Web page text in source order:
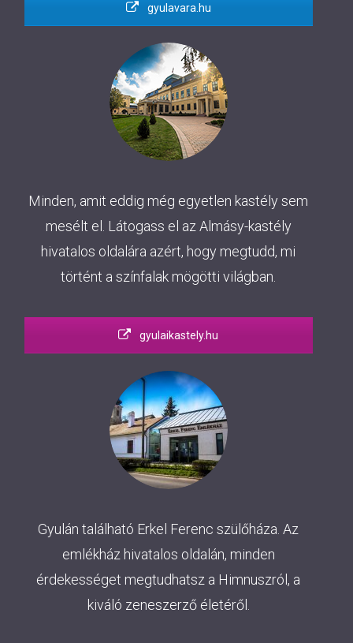
gyulavara.hu
Minden, amit eddig még egyetlen kastély sem
mesélt el. Látogass el az Almásy-kastély
hivatalos oldalára azért, hogy megtudd, mi
történt a színfalak mögötti világban.
gyulaikastely.hu
Gyulán található Erkel Ferenc szülőháza. Az
emlékház hivatalos oldalán, minden
érdekességet megtudhatsz a Himnuszról, a
kiváló zeneszerző életéről.